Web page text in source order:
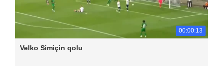
00:00:13
Velko Simiçin qolu